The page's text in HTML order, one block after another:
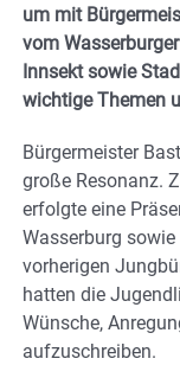
um mit
vom
Innsekt sowie
wichtige Themen
Bürgermeister
große Resonanz.
erfolgte eine
Wasserburg
vorherigen
hatten die
Wünsche,
aufzuschreiben.